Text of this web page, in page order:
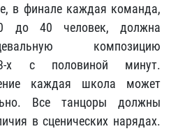
в финале каждая команда,
до 40 человек, должна
композицию
х с половиной минут.
каждая школа может
Все танцоры должны
в сценических нарядах.